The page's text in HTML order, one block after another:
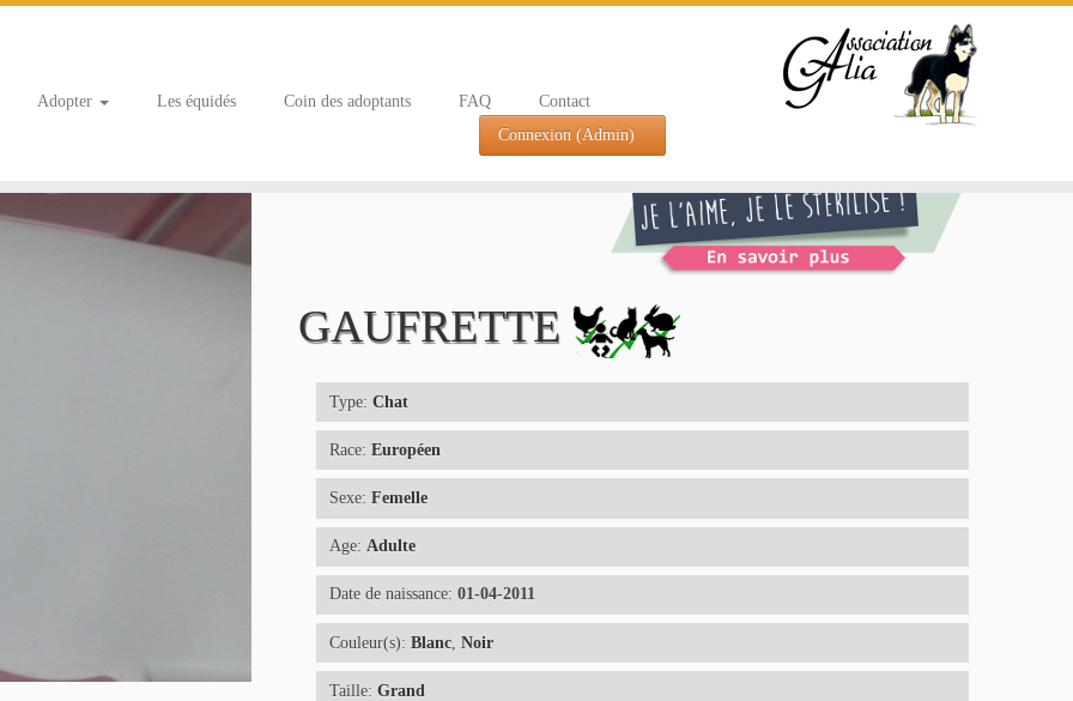
Adopter Les équidés Coin des adoptants FAQ
Contact
Connexion (Admin)
GAUFRETTE
Type:Chat
Race:Européen
Sexe:Femelle
Age:Adulte
Date de naissance: 01-04-2011
Couleur(s):Blanc ,Noir
Taille:Grand